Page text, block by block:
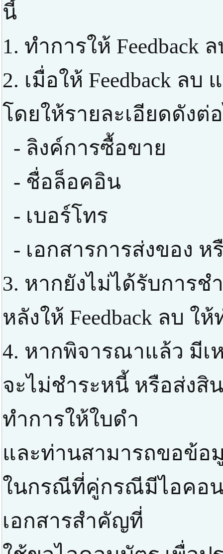
นี้
1. ทำการให้ Feedback
2. เมื่อให้ Feedback ล
โดยให้รายละเอียดดังต่
- ลิงค์การซื้อขาย
- ชื่อล็อคอิน
- เบอร์โทร
- เอกสารการส่งของ ห
3. หากยังไม่ได้รับการ
หลังให้ Feedback ลบ ใ
4. หากพิจารณาแล้ว มีเ
จะไม่ชำระหนี้ หรือส่งสิ
ทำการให้ใบดำ
และท่านสามารถขอข้อ
ในกรณีที่คู่กรณีมีไอคอน
เอกสารสำคัญที่